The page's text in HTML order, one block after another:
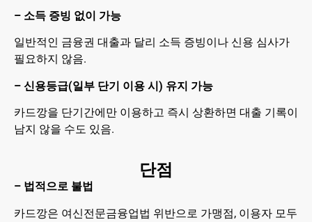
– 소득 증빙 없이 가능
일반적인 금융권 대출과 달리 소득 증빙이나 신용 심사가
필요하지 않음.
– 신용등급(일부 단기 이용 시) 유지 가능
카드깡을 단기간에만 이용하고 즉시 상환하면 대출 기록이
남지 않을 수도 있음.
단점
– 법적으로 불법
카드깡은 여신전문금융업법 위반으로 가맹점, 이용자 모두